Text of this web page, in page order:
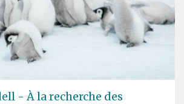
- À la recherche des